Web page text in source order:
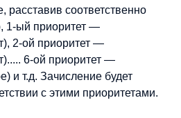
расставив соответственно
1-ый приоритет —
2-ой приоритет —
6-ой приоритет —
и т.д. Зачисление будет
с этими приоритетами.